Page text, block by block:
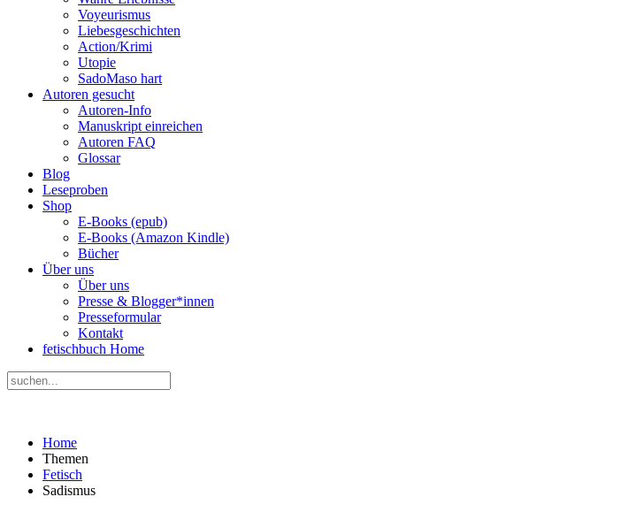
Voyeurismus
Liebesgeschichten
Action/Krimi
Utopie
SadoMaso hart
Autoren gesucht
Autoren-Info
Manuskript einreichen
Autoren FAQ
Glossar
Blog
Leseproben
Shop
E-Books (epub)
E-Books (Amazon Kindle)
Bücher
Über uns
Über uns
Presse & Blogger*innen
Presseformular
Kontakt
fetischbuch Home
Home
Themen
Fetisch
Sadismus